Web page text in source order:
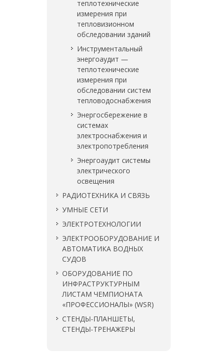
теплотехнические
измерения при
тепловизионном
обследовании зданий
Инструментальный
энергоаудит —
теплотехнические
измерения при
обследовании систем
тепловодоснабжения
Энергосбережение в
системах
электроснабжения и
электропотребления
Энергоаудит системы
электрического
освещения
РАДИОТЕХНИКА И СВЯЗЬ
УМНЫЕ СЕТИ
ЭЛЕКТРОТЕХНОЛОГИИ
ЭЛЕКТРООБОРУДОВАНИЕ И
АВТОМАТИКА ВОДНЫХ
СУДОВ
ОБОРУДОВАНИЕ ПО
ИНФРАСТРУКТУРНЫМ
ЛИСТАМ ЧЕМПИОНАТА
«ПРОФЕССИОНАЛЫ» (WSR)
СТЕНДЫ-ПЛАНШЕТЫ,
СТЕНДЫ-ТРЕНАЖЕРЫ